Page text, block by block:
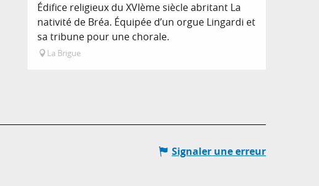
Édifice religieux du XVIème siècle abritant La
nativité de Bréa. Équipée d’un orgue Lingardi et
sa tribune pour une chorale.
La Brigue
Signaler une erreur